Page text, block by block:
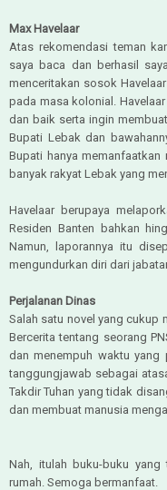
Max Havelaar
Atas rekomendasi teman
saya baca dan berhasil
menceritakan sosok
pada masa kolonial.
dan baik serta ingin
Bupati Lebak dan
Bupati hanya
banyak rakyat Lebak yang
Havelaar berupaya
Residen Banten bahkan
Namun, laporannya itu
mengundurkan diri dari
Perjalanan Dinas
Salah satu novel yang cukup
Bercerita tentang seorang
dan menempuh waktu yang
tanggungjawab sebagai
Takdir Tuhan yang tidak
dan membuat manusia
Nah, itulah buku-buku
rumah. Semoga bermanfaat.